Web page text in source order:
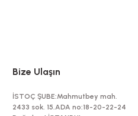
Bize Ulaşın
İSTOÇ ŞUBE:Mahmutbey mah.
2433 sok. 15.ADA no:18-20-22-24